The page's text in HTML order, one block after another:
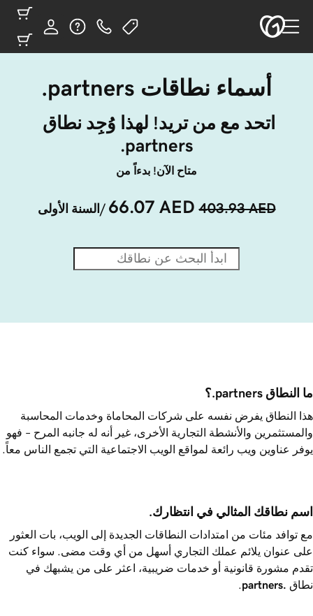
أسماء نطاقات ‎.partners
اتحد مع من تريد! لهذا وُجِد نطاق
‎.partners
متاح الآن! بدءاً من
403.93 AED
66.07 AED /السنة الأولى
ما النطاق ‎.partners؟
هذا النطاق يفرض نفسه على شركات المحاماة وخدمات المحاسبة
والمستثمرين والأنشطة التجارية الأخرى، غير أنه له جانبه المرح – فهو
يوفر عناوين ويب رائعة لمواقع الويب الاجتماعية التي تجمع الناس معاً.
اسم نطاقك المثالي في انتظارك.
مع توافد مئات من امتدادات النطاقات الجديدة إلى الويب، بات العثور
على عنوان يلائم عملك التجاري أسهل من أي وقت مضى. سواء كنت
تقدم مشورة قانونية أو خدمات ضريبية، اعثر على من يشبهك في
نطاق .partners